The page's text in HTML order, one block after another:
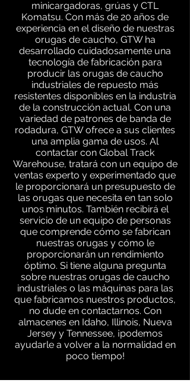
minicargadoras, grúas y CTL
Komatsu. Con más de 20 años de
experiencia en el diseño de nuestras
orugas de caucho, GTW ha
desarrollado cuidadosamente una
tecnología de fabricación para
producir las orugas de caucho
industriales de repuesto más
resistentes disponibles en la industria
de la construcción actual. Con una
variedad de patrones de banda de
rodadura, GTW ofrece a sus clientes
una amplia gama de usos. Al
contactar con Global Track
Warehouse, tratará con un equipo de
ventas experto y experimentado que
le proporcionará un presupuesto de
las orugas que necesita en tan solo
unos minutos. También recibirá el
servicio de un equipo de personas
que comprende cómo se fabrican
nuestras orugas y cómo le
proporcionarán un rendimiento
óptimo. Si tiene alguna pregunta
sobre nuestras orugas de caucho
industriales o las máquinas para las
que fabricamos nuestros productos,
no dude en contactarnos. Con
almacenes en Idaho, Illinois, Nueva
Jersey y Tennessee, ¡podemos
ayudarle a volver a la normalidad en
poco tiempo!